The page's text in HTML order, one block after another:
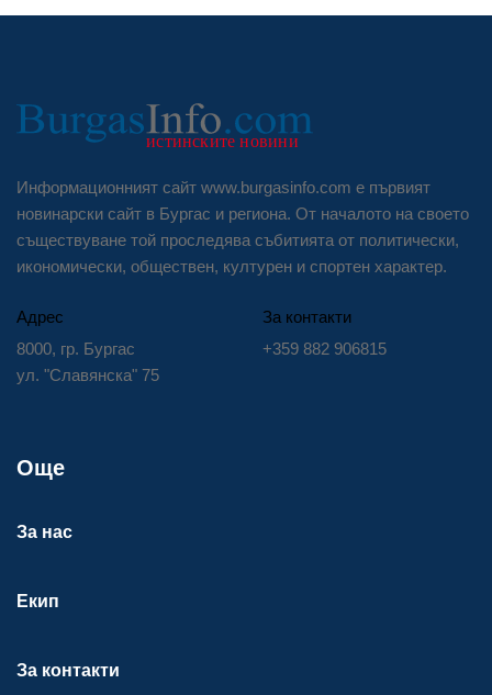
Информационният сайт www.burgasinfo.com е първият
новинарски сайт в Бургас и региона. От началото на своето
съществуване той проследява събитията от политически,
икономически, обществен, културен и спортен характер.
Адрес
8000, гр. Бургас
ул. "Славянска" 75
За контакти
+359 882 906815
Още
За нас
Екип
За контакти